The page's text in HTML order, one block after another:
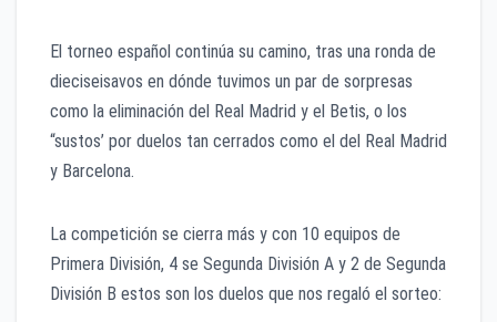
El torneo español continúa su camino, tras una ronda de
dieciseisavos en dónde tuvimos un par de sorpresas
como la eliminación del Real Madrid y el Betis, o los
“sustos’ por duelos tan cerrados como el del Real Madrid
y Barcelona.
La competición se cierra más y con 10 equipos de
Primera División, 4 se Segunda División A y 2 de Segunda
División B estos son los duelos que nos regaló el sorteo: